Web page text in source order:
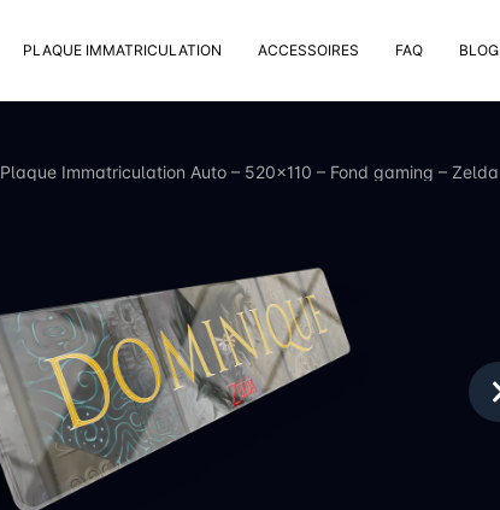
PLAQUE IMMATRICULATION ACCESSOIRES
Rivets
Bouchon valve de pneu
Sent bons
FAQ BLOG
Plaque Immatriculation Auto – 520×110 – Fond gaming – Zelda